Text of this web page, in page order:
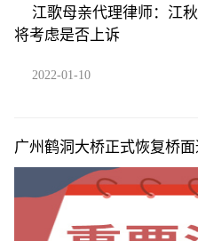
江歌母亲代理律师：江
将考虑是否上诉
2022-01-10
广州鹤洞大桥正式恢复桥面